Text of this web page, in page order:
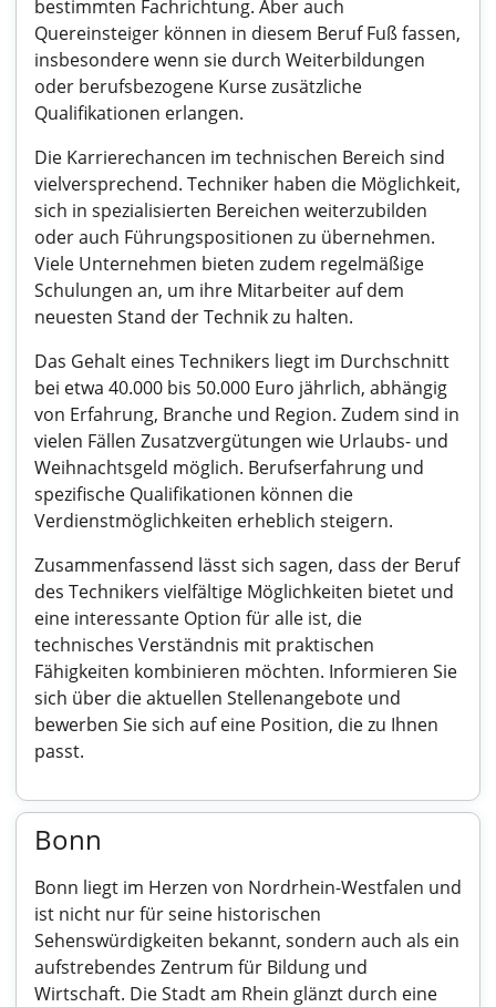
bestimmten Fachrichtung. Aber auch
Quereinsteiger können in diesem Beruf Fuß fassen,
insbesondere wenn sie durch Weiterbildungen
oder berufsbezogene Kurse zusätzliche
Qualifikationen erlangen.
Die Karrierechancen im technischen Bereich sind
vielversprechend. Techniker haben die Möglichkeit,
sich in spezialisierten Bereichen weiterzubilden
oder auch Führungspositionen zu übernehmen.
Viele Unternehmen bieten zudem regelmäßige
Schulungen an, um ihre Mitarbeiter auf dem
neuesten Stand der Technik zu halten.
Das Gehalt eines Technikers liegt im Durchschnitt
bei etwa 40.000 bis 50.000 Euro jährlich, abhängig
von Erfahrung, Branche und Region. Zudem sind in
vielen Fällen Zusatzvergütungen wie Urlaubs- und
Weihnachtsgeld möglich. Berufserfahrung und
spezifische Qualifikationen können die
Verdienstmöglichkeiten erheblich steigern.
Zusammenfassend lässt sich sagen, dass der Beruf
des Technikers vielfältige Möglichkeiten bietet und
eine interessante Option für alle ist, die
technisches Verständnis mit praktischen
Fähigkeiten kombinieren möchten. Informieren Sie
sich über die aktuellen Stellenangebote und
bewerben Sie sich auf eine Position, die zu Ihnen
passt.
Bonn
Bonn liegt im Herzen von Nordrhein-Westfalen und
ist nicht nur für seine historischen
Sehenswürdigkeiten bekannt, sondern auch als ein
aufstrebendes Zentrum für Bildung und
Wirtschaft. Die Stadt am Rhein glänzt durch eine